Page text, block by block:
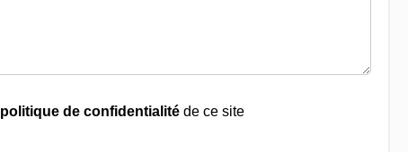
politique de confidentialitéde ce site